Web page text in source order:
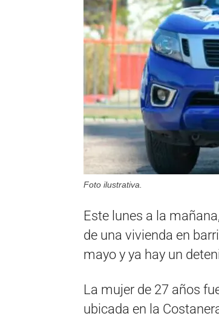
Foto ilustrativa.
Este lunes a la
de una vivienda en
mayo y ya hay un
La mujer de 27 años
ubicada en la